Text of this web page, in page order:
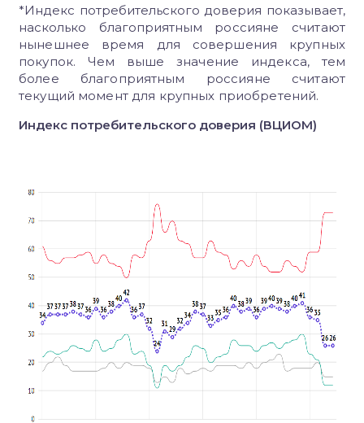
*Индекс потребительского доверия показывает,
насколько благоприятным россияне считают
нынешнее время для совершения крупных
покупок. Чем выше значение индекса, тем
более благоприятным россияне считают
текущий момент для крупных приобретений.
Индекс потребительского доверия (ВЦИОМ)